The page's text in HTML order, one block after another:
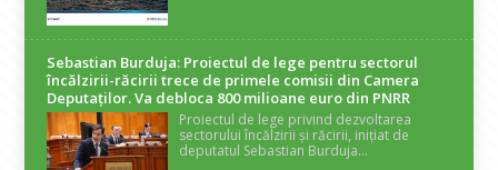
Sebastian Burduja: Proiectul de lege pentru sectorul
încălzirii-răcirii trece de primele comisii din Camera
Deputaților. Va debloca 800 milioane euro din PNRR
Proiectul de lege privind dezvoltarea
sectorului încălzirii și răcirii, inițiat de
deputatul Sebastian Burduja...